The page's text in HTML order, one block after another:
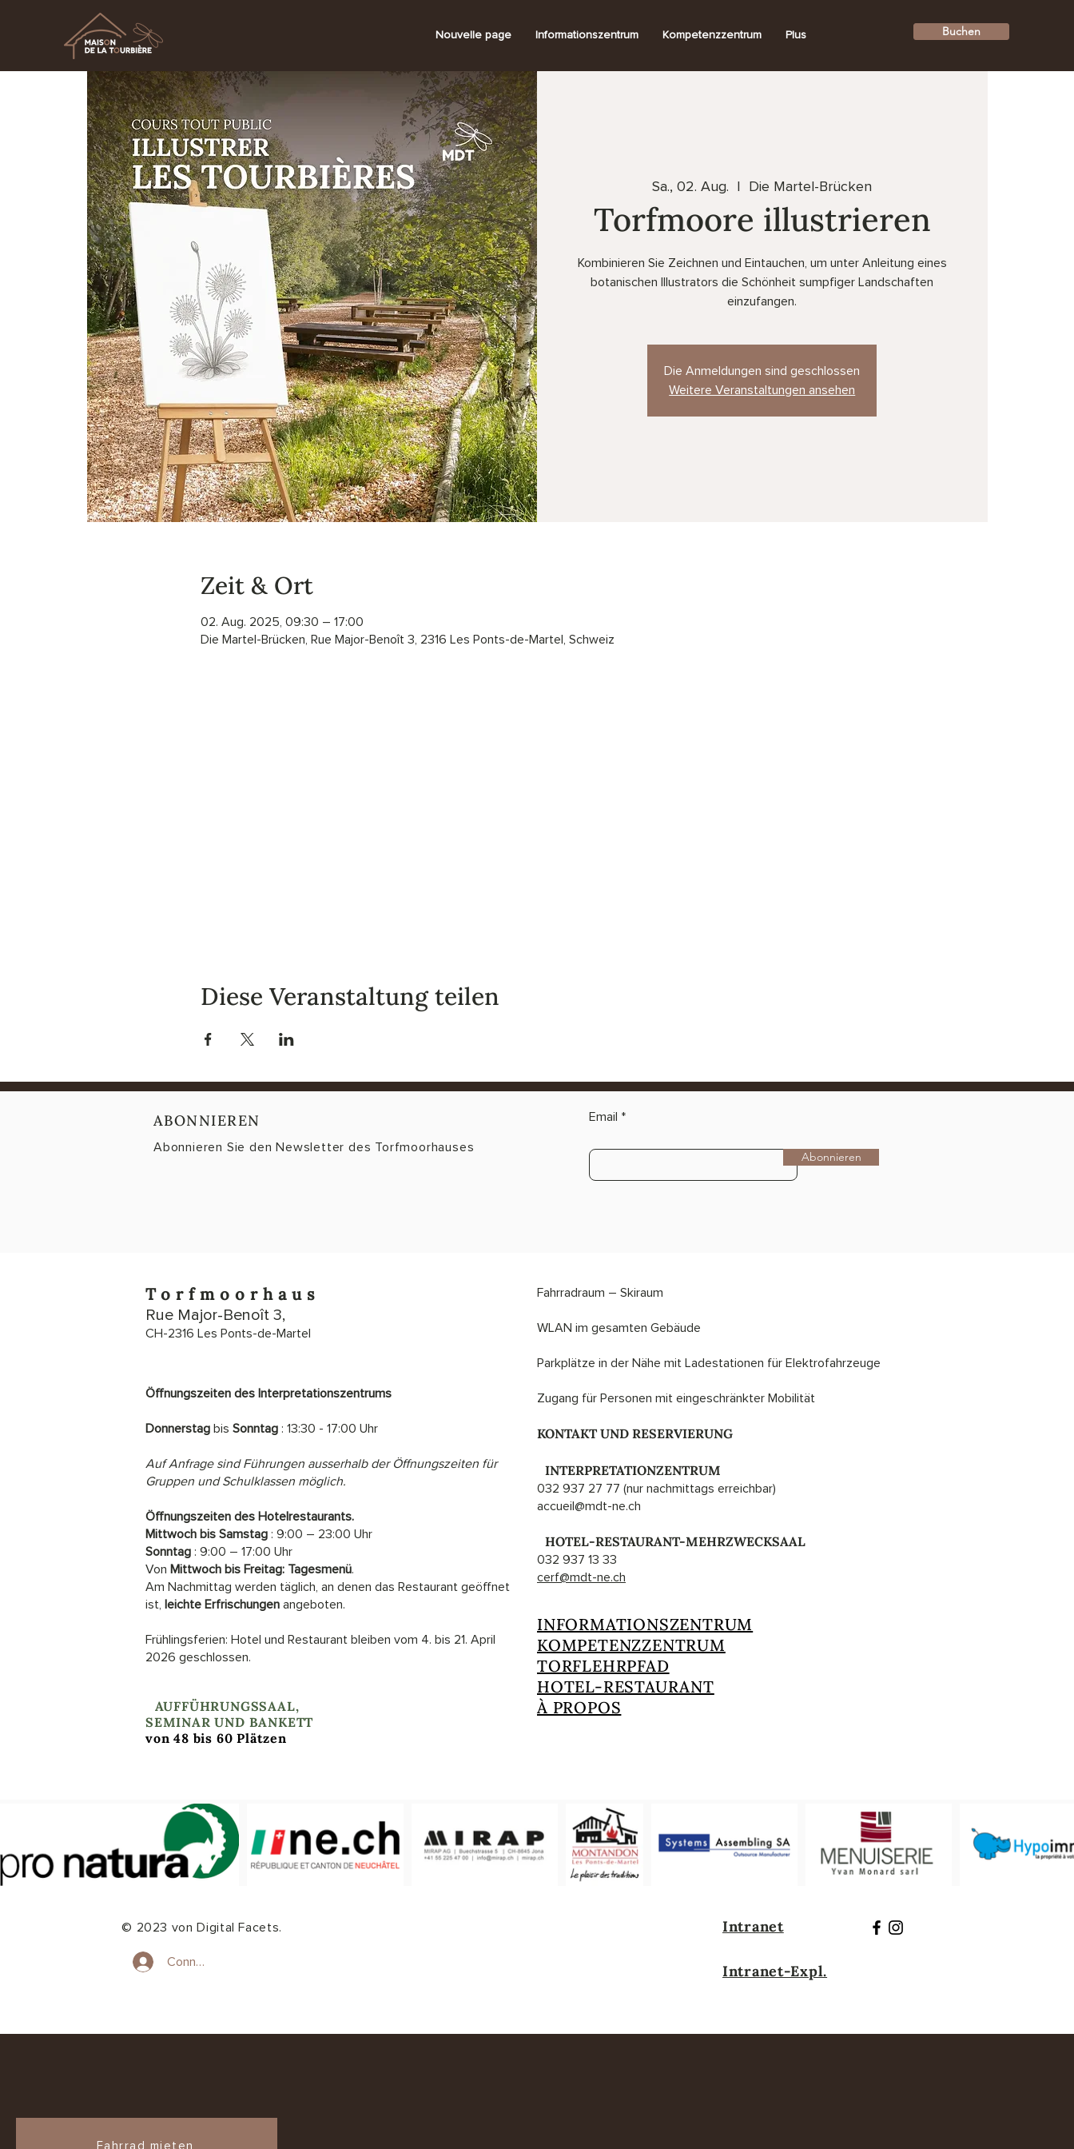
Nouvelle page Informationszentrum Kompetenzzentrum Plus Buchen
Sa., 02. Aug.
  |
Die Martel-Brücken
Torfmoore illustrieren
Kombinieren Sie Zeichnen und Eintauchen, um unter Anleitung eines
botanischen Illustrators die Schönheit sumpfiger Landschaften
einzufangen.
Die Anmeldungen sind geschlossen
Weitere Veranstaltungen ansehen
Zeit & Ort
02. Aug. 2025, 09:30 – 17:00
Die Martel-Brücken, Rue Major-Benoît 3, 2316 Les Ponts-de-Martel, Schweiz
Diese Veranstaltung teilen
Fahrrad mieten
ABONNIEREN
Abonnieren Sie den Newsletter des Torfmoorhauses
Email
Abonnieren
Torfmoorhaus
Rue Major-Benoît 3,
CH-2316 Les Ponts-de-Martel
Öffnungszeiten des Interpretationszentrums
Donnerstag bis Sonntag : 13:30 - 17:00 Uhr
Auf Anfrage sind Führungen ausserhalb der Öffnungszeiten für
Gruppen und Schulklassen möglich.
Öffnungszeiten des Hotelrestaurants.
Mittwoch bis Samstag : 9:00 – 23:00 Uhr
Sonntag : 9:00 – 17:00 Uhr
Von Mittwoch bis Freitag: Tagesmenü.
Am Nachmittag werden täglich, an denen das Restaurant geöffnet
ist, leichte Erfrischungen angeboten.
Frühlingsferien: Hotel und Restaurant bleiben vom 4. bis 21. April
2026 geschlossen.
AUFFÜHRUNGSSAAL,
SEMINAR UND BANKETT
von 48 bis 60 Plätzen
Fahrradraum – Skiraum
​​WLAN im gesamten Gebäude
​Parkplätze in der Nähe mit Ladestationen für Elektrofahrzeuge
​Zugang für Personen mit eingeschränkter Mobilität
KONTAKT UND RESERVIERUNG
INTERPRETATIONZENTRUM
032 937 27 77 (nur nachmittags erreichbar)
accueil@mdt-ne.ch
HOTEL-RESTAURANT-MEHRZWECKSAAL
032 937 13 33
cerf@mdt-ne.ch
INFORMATIONSZENTRUM
KOMPETENZZENTRUM
TORFLEHRPFAD
HOTEL-RESTAURANT
À PROPOS
© 2023 von Digital Facets.
Connexion
Intranet
Intranet-Expl.